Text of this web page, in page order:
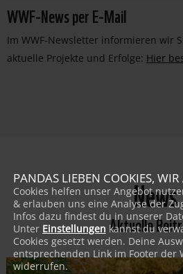
WWF-News per E-Mail
Im WWF-Newsletter informieren wir
aktuelle Projekte und Erfolge: Hier
News
Aktuelle
PANDAS LIEBEN COOKIES,
Cookies helfen unser Angebot
& erlauben uns eine Analyse der
Infos dazu findest du in unserer
Unter Einstellungen kannst du
Cookies gesetzt werden. Deine
entsprechenden Link im Footer der
widerrufen.